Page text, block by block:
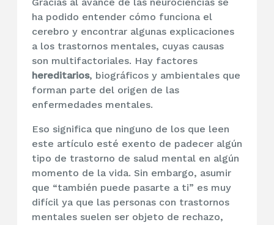
Gracias al avance de las neurociencias se
ha podido entender cómo funciona el
cerebro y encontrar algunas explicaciones
a los trastornos mentales, cuyas causas
son multifactoriales. Hay factores
hereditarios, biográficos y ambientales que
forman parte del origen de las
enfermedades mentales.
Eso significa que ninguno de los que leen
este artículo esté exento de padecer algún
tipo de trastorno de salud mental en algún
momento de la vida. Sin embargo, asumir
que “también puede pasarte a ti” es muy
difícil ya que las personas con trastornos
mentales suelen ser objeto de rechazo,